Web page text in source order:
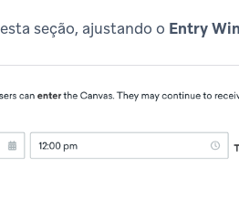
seção, ajustando o Entry